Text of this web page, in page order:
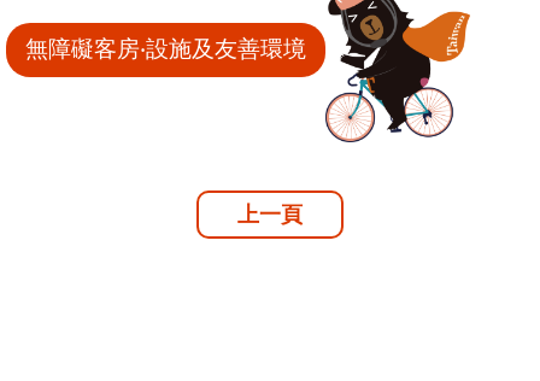
無障礙客房‧設施及友善環境
上一頁